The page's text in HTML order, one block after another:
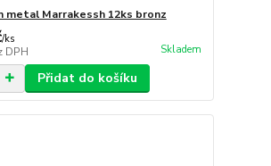
metal Marrakessh 12ks bronz
/ks
DPH Skladem
Přidat do košíku